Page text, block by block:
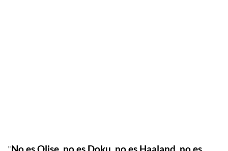
No es Olise, no es Doku, no es Haaland, no es